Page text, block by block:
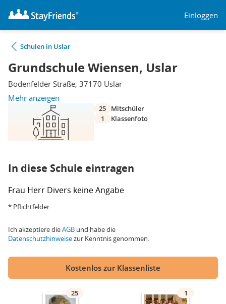
Einloggen
Schulen in Uslar
Grundschule Wiensen, Uslar
Bodenfelder Straße, 37170 Uslar
Mehr anzeigen
25
Mitschüler
1
Klassenfoto
In diese Schule eintragen
Frau Herr Divers keine Angabe
* Pflichtfelder
Ich akzeptiere dieAGB und habe die
Datenschutzhinweisezur Kenntnis genommen.
Kostenlos zur Klassenliste
25 1